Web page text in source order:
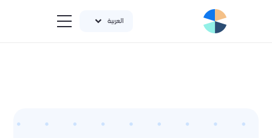
العربية